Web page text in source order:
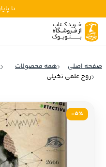
تا
ادبیات
روانشناسی
تاریخ و سیاست
کودک و نوجوان
صفحه اصلی همه محصولات
روح علمی تخیلی
5٪-